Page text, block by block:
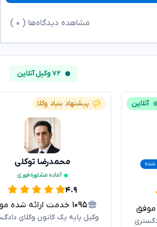
مشاهده دیدگاه‌ها ( ۰
۷۲ وکیل آنلاین
آنلاین
شده
پیشنهاد بنیاد وکلا
محمدرضا توکلی
آماده مشاوره فوری
۴.۹
۱۰۹۵ خدمت ارائه شده موفق
وکیل پایه یک کانون وکلای